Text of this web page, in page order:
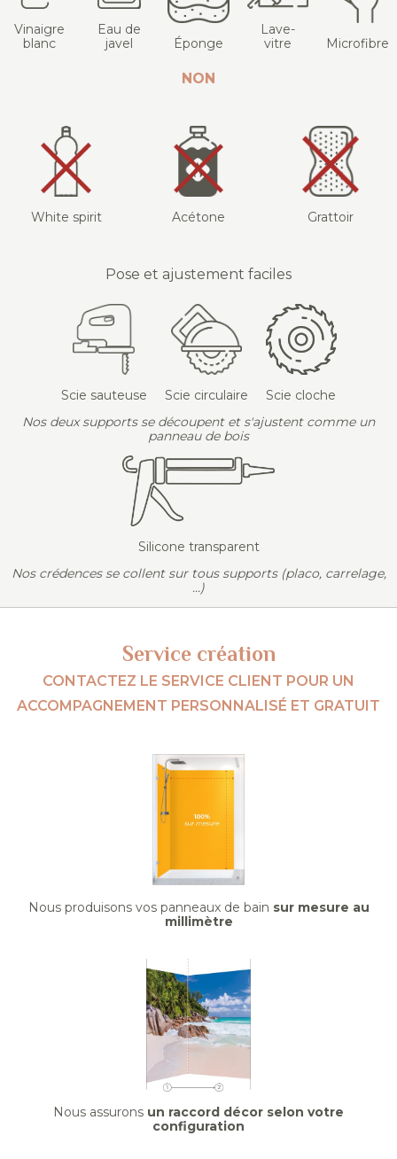
Vinaigre
blanc
Eau de
javel
Éponge
Lave-
vitre
Microfibre
NON
White spirit Acétone Grattoir
Pose et ajustement faciles
Scie sauteuse Scie circulaire
Scie cloche
Nos deux supports se découpent et s'ajustent comme un
panneau de bois
Silicone transparent
Nos crédences se collent sur tous supports (placo, carrelage,
...)
Service création
CONTACTEZ LE SERVICE CLIENT POUR UN
ACCOMPAGNEMENT PERSONNALISÉ ET GRATUIT
Nous produisons vos panneaux de bain sur mesure au
millimètre
Nous assurons un raccord décor selon votre
configuration